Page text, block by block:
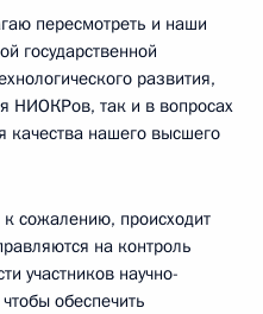
пересмотреть и наши
государственной
развития,
НИОКРов, так и в вопросах
качества нашего высшего
сожалению, происходит
на контроль
участников научно-
обеспечить